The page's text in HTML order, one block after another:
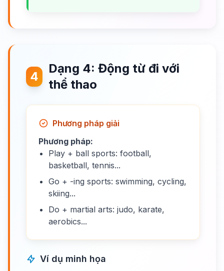
4
Dạng 4: Động từ đi với
thể thao
Phương pháp giải
Phương pháp:
Play + ball sports: football,
basketball, tennis...
Go + -ing sports: swimming, cycling,
skiing...
Do + martial arts: judo, karate,
aerobics...
Ví dụ minh họa